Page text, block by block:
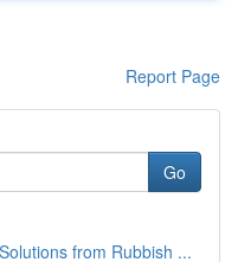
Report Page
Go
from Rubbish ...